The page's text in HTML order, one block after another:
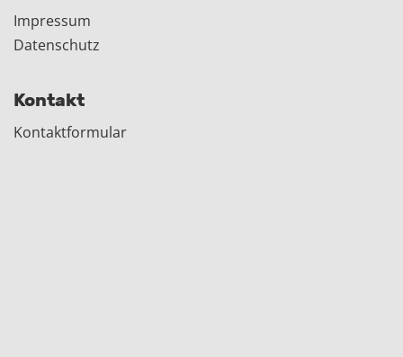
Impressum
Datenschutz
Kontakt
Kontaktformular